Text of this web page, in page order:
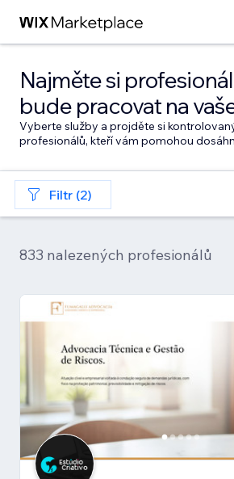
Najměte si
bude pracovat na
Vyberte služby a projděte si
profesionálů, kteří vám pomohou
Filtr (2)
833 nalezených profesionálů